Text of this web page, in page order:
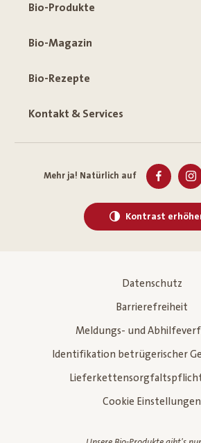
Bio-Produkte
Bio-Magazin
Bio-Rezepte
Kontakt & Services
Mehr ja! Natürlich auf
Kontrast
Datenschutz
Barrierefreiheit
Meldungs- und
Identifikation betrügerischer
Cookie Einstellungen